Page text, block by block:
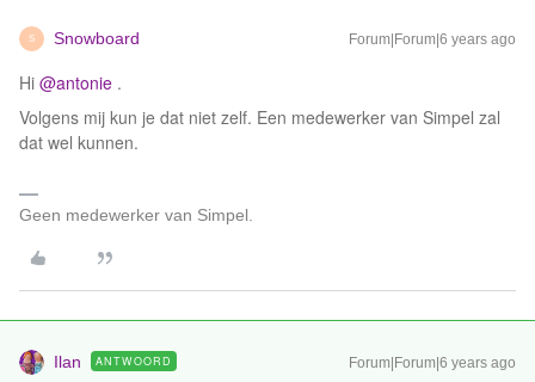
S Snowboard Forum|Forum|6 years ago
Hi @antonie .
Volgens mij kun je dat niet zelf. Een medewerker van Simpel zal
dat wel kunnen.
Geen medewerker van Simpel.
Ilan ANTWOORD Forum|Forum|6 years ago